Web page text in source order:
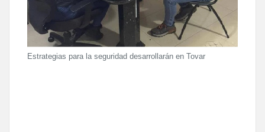
Estrategias para la seguridad desarrollarán en Tovar